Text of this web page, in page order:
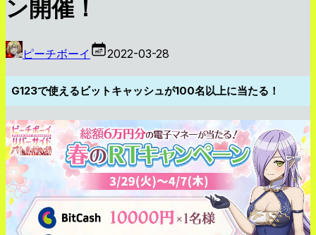
ン開催！
ピーチボーイ 2022-03-28
G123で使えるビットキャッシュが100名以上に当たる！